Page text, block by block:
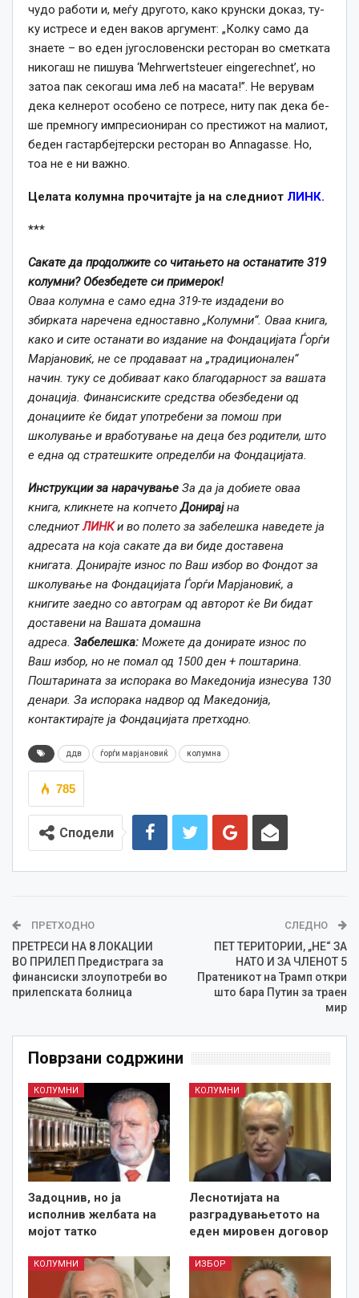
чу­до ра­бо­ти и, ме­ѓу дру­го­то, ка­ко кру­н­ски до­каз, ту­
ку ис­тре­се и еден ва­ков ар­гу­мент: „Кол­ку са­мо да
зна­е­те – во еден ју­гос­ло­вен­ски рес­то­ран во смет­ка­та
ни­ко­гаш не пи­шу­ва ‘Mehrwertsteuer eingerechnet’, но
за­то­а пак се­ко­гаш има леб на ма­са­та!”. Не ве­ру­ва­м
де­ка кел­не­рот осо­бе­но се пот­ре­се, ни­ту пак де­ка бе­
ше прем­но­гу им­пре­си­о­ни­ран со прес­ти­жот на ма­ли­от,
бе­ден гас­тар­беј­тер­ски рес­то­ран во Annagasse. Но,
то­а не е ни важ­но.
Целата колумна прочитајте ја на следниот ЛИНК.
***
Сакате да продолжите со читањето на останатите 319
колумни? Обезбедете си примерок!
Оваа колумна е само една 319-те издадени во
збирката наречена едноставно „Колумни“. Оваа книга,
како и сите останати во издание на Фондацијата Ѓорѓи
Марјановиќ, не се продаваат на „традиционален“
начин. туку се добиваат како благодарност за вашата
донација. Финансиските средства обезбедени од
донациите ќе бидат употребени за помош при
школување и вработување на деца без родители, што
е една од стратешките определби на Фондацијата.
Инструкции за нарачување За да ја добиете оваа
книга, кликнете на копчетоДонирајна
следниотЛИНКи во полето за забелешка наведете ја
адресата на која сакате да ви биде доставена
книгата. Донирајте износ по Ваш избор во Фондот за
школување на Фондацијата Ѓорѓи Марјановиќ, а
книгите заедно со автограм од авторот ќе Ви бидат
доставени на Вашата домашна
адреса. Забелешка: Можете да донирате износ по
Ваш избор, но не помал од 1500 ден + поштарина.
Поштарината за испорака во Македонија изнесува 130
денари. За испорака надвор од Македонија,
контактирајте ја Фондацијата претходно.
ддв ѓорѓи марјановиќ колумна
785
Сподели
ПРЕТХОДНО
ПРЕТРЕСИ НА 8 ЛОКАЦИИ
ВО ПРИЛЕП Предистрага за
финансиски злоупотреби во
прилепската болница
СЛЕДНО
ПЕТ ТЕРИТОРИИ, „НЕ“ ЗА
НАТО И ЗА ЧЛЕНОТ 5
Пратеникот на Трамп откри
што бара Путин за траен
мир
Поврзани содржини
КОЛУМНИ
Задоцнив, но ја
исполнив желбата на
мојот татко
КОЛУМНИ
Леснотијата на
разградувањетото на
еден мировен договор
КОЛУМНИ ИЗБОР